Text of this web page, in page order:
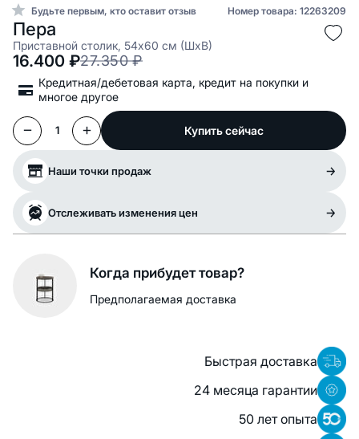
Будьте первым, кто оставит отзыв Номер товара: 12263209
Пера
Приставной столик, 54x60 см (ШxВ)
27.350 ₽
16.400 ₽
Кредитная/дебетовая карта, кредит на покупки и
многое другое
1 Купить сейчас
Наши точки продаж
Отслеживать изменения цен
Когда прибудет товар?
Предполагаемая доставка
Быстрая доставка
24 месяца гарантии
50 лет опыта